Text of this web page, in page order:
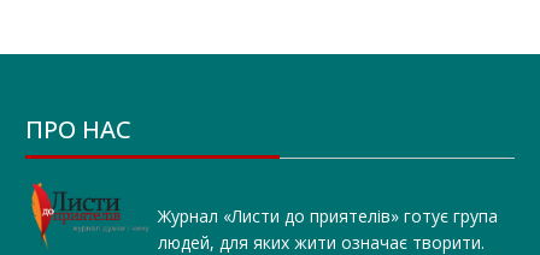
ПРО НАС
Журнал «Листи до приятелів» готує група
людей, для яких жити означає творити.